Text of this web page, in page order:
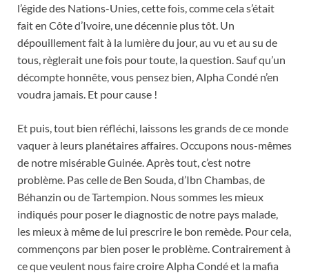
l’égide des Nations-Unies, cette fois, comme cela s’était
fait en Côte d’Ivoire, une décennie plus tôt. Un
dépouillement fait à la lumière du jour, au vu et au su de
tous, règlerait une fois pour toute, la question. Sauf qu’un
décompte honnête, vous pensez bien, Alpha Condé n’en
voudra jamais. Et pour cause !
Et puis, tout bien réfléchi, laissons les grands de ce monde
vaquer à leurs planétaires affaires. Occupons nous-mêmes
de notre misérable Guinée. Après tout, c’est notre
problème. Pas celle de Ben Souda, d’Ibn Chambas, de
Béhanzin ou de Tartempion. Nous sommes les mieux
indiqués pour poser le diagnostic de notre pays malade,
les mieux à même de lui prescrire le bon remède. Pour cela,
commençons par bien poser le problème. Contrairement à
ce que veulent nous faire croire Alpha Condé et la mafia